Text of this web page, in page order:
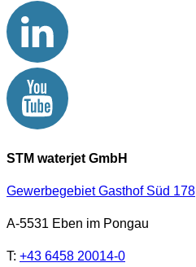
STM waterjet GmbH
Gewerbegebiet Gasthof Süd 178
A-5531 Eben im Pongau
T: +43 6458 20014-0